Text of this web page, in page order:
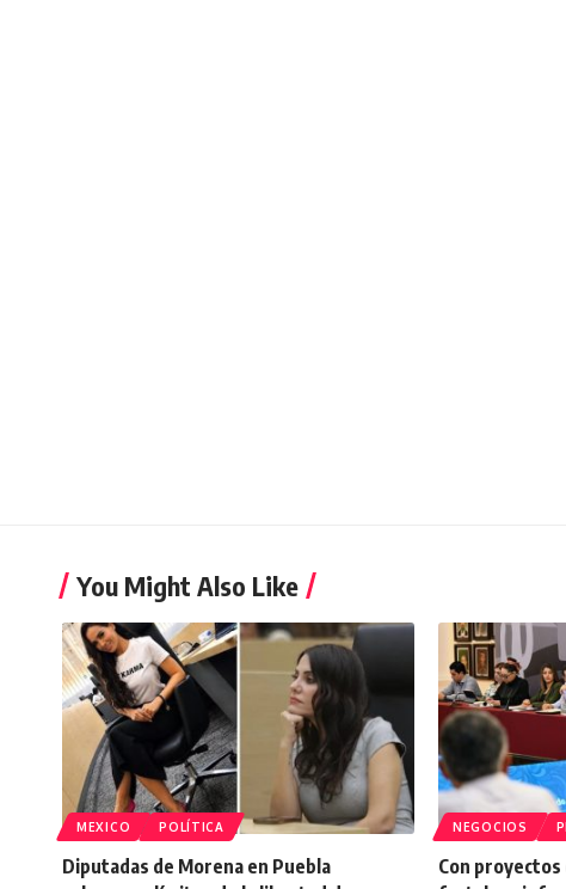
You Might Also Like
MEXICO POLÍTICA
Diputadas de Morena en Puebla
NEGOCIOS
Con proyectos